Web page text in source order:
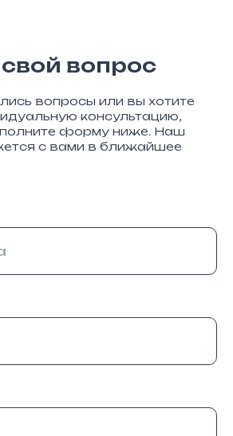
вопрос
вопросы или вы хотите
консультацию,
форму ниже. Наш
с вами в ближайшее